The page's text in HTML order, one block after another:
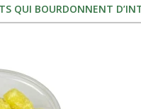
QUI BOURDONNENT